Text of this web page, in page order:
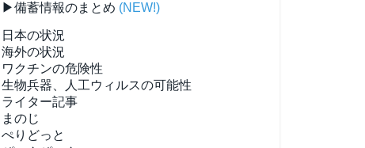
▶備蓄情報のまとめ (NEW!)
日本の状況
海外の状況
ワクチンの危険性
生物兵器、人工ウィルスの可能性
ライター記事
まのじ
ぺりどっと